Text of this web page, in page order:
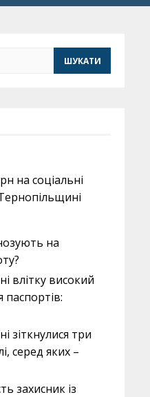
на соціальні
на
влітку високий
зіткнулися три
серед яких –
захисник із